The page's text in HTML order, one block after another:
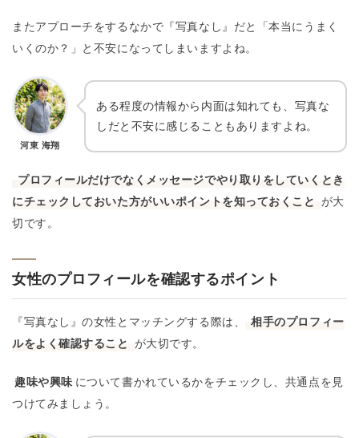
またアプローチをするなかで『写真なし』だと「本当にうまく
いくのか？」と不安になってしまいますよね。
河東 海翔
ある程度の情報から内面は知れても、写真な
しだと不安に感じることもありますよね。
プロフィールだけでなくメッセージでやり取りをしていくとき
にチェックしておいた方がいいポイントを知っておくこと
が大
切です。
女性のプロフィールを確認するポイント
『写真なし』の女性とマッチングする際は、
相手のプロフィー
ルをよく確認すること
が大切です。
趣味や興味 について書かれているかをチェックし、共通点を見
つけてみましょう。